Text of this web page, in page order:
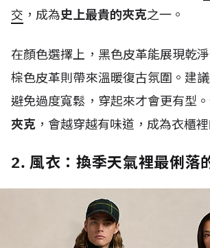
交 ，成為史上最貴的夾克之一。
在顏色選擇上，黑色皮革能展現乾
棕色皮革則帶來溫暖復古氛圍。建
避免過度寬鬆，穿起來才會更有型。
夾克 ，會越穿越有味道，成為衣櫃
2. 風衣：換季天氣裡最俐落